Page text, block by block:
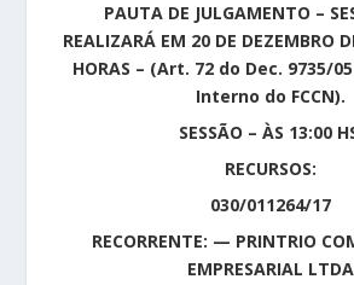
PAUTA DE JULGAMENTO –
REALIZARÁ EM 20 DE DEZEMBRO
HORAS – (Art. 72 do Dec. 9735/
Interno do FCCN).
SESSÃO – ÀS 13:00
RECURSOS:
030/011264/17
RECORRENTE: — PRINTRIO
EMPRESARIAL LTDA